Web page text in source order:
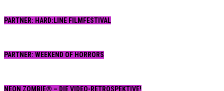
PARTNER: HARD:LINE FILMFESTIVAL
PARTNER: WEEKEND OF HORRORS
NEON ZOMBIE® – DIE VIDEO-RETROSPEKTIVE!